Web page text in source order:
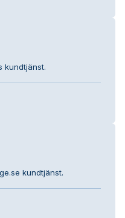
kundtjänst.
kundtjänst.